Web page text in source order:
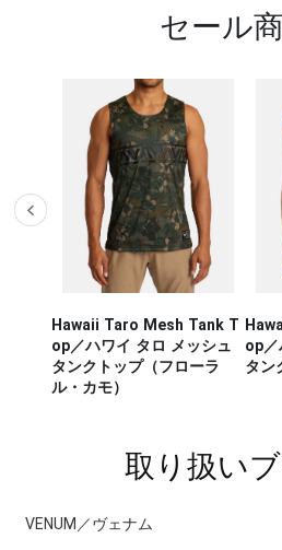
セール
Hawaii Taro Mesh Tank T
op／ハワイ タロ メッシュ
タンクトップ（フローラ
ル・カモ）
op／
タン
取り扱い
VENUM／ヴェナム